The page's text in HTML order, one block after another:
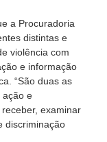
a Procuradoria
distintas e
violência com
e informação
“São duas as
ação e
examinar
discriminação